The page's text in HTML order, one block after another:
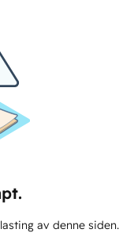
av denne siden.